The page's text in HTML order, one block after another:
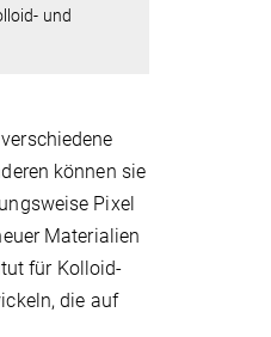
und
können sie
Pixel
Materialien
für Kolloid-
die auf